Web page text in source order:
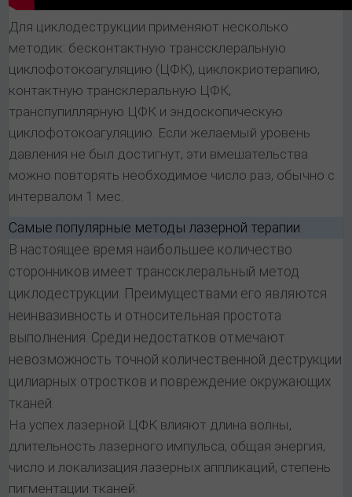
Для циклодеструкции применяют несколько
методик: бесконтактную транссклеральную
циклофотокоагуляцию (ЦФК), циклокриотерапию,
контактную трансклеральную ЦФК,
транспупиллярную ЦФК и эндоскопическую
циклофотокоагуляцию. Если желаемый уровень
давления не был достигнут, эти вмешательства
можно повторять необходимое число раз, обычно с
интервалом 1 мес.
Самые популярные методы лазерной терапии
В настоящее время наибольшее количество
сторонников имеет транссклеральный метод
циклодеструкции. Преимуществами его являются
неинвазивность и относительная простота
выполнения. Среди недостатков отмечают
невозможность точной количественной деструкции
цилиарных отростков и повреждение окружающих
тканей.
На успех лазерной ЦФК влияют длина волны,
длительность лазерного импульса, общая энергия,
число и локализация лазерных аппликаций, степень
пигментации тканей.